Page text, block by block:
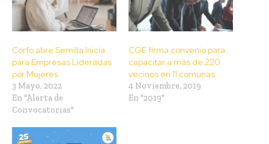
Corfo abre Semilla Inicia
para Empresas Lideradas
por Mujeres
3 Mayo, 2022
En "Alerta de
Convocatorias"
CGE firma convenio para
capacitar a más de 220
vecinos en 11 comunas
4 Noviembre, 2019
En "2019"